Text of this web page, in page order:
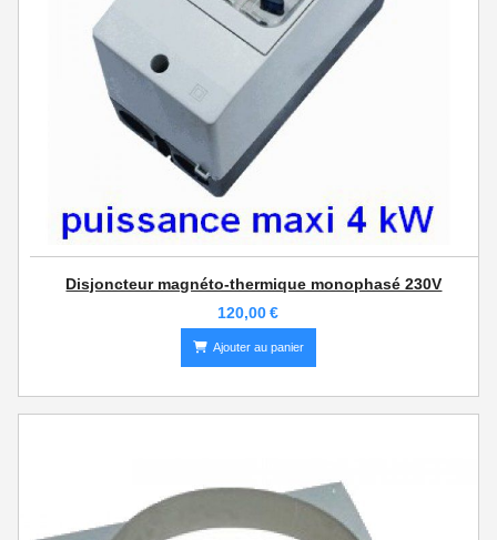
Disjoncteur magnéto-thermique monophasé 230V
120,00€
Ajouter au panier